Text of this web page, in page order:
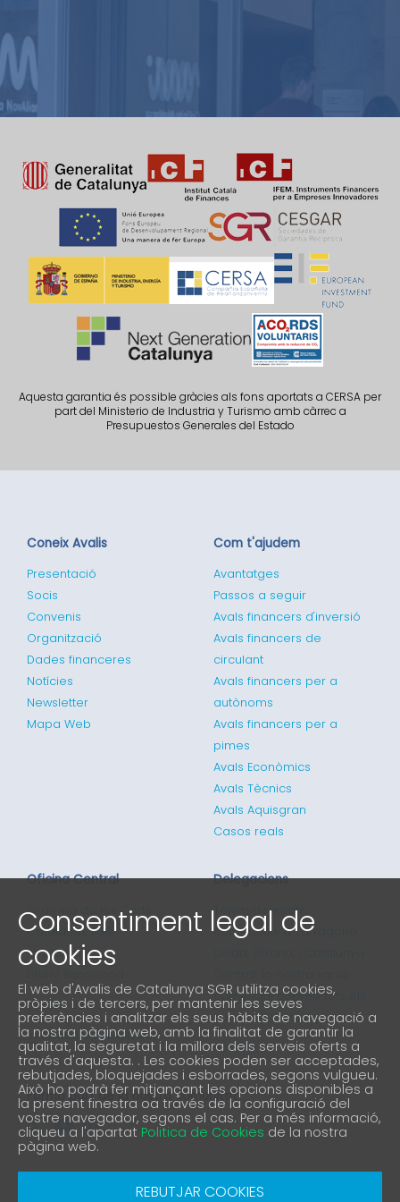
Aquesta garantia és possible gràcies als fons aportats a CERSA per
part del Ministerio de Industria y Turismo amb càrrec a
Presupuestos Generales del Estado
Coneix Avalis
Presentació
Socis
Convenis
Organització
Dades financeres
Notícies
Newsletter
Mapa Web
Com t'ajudem
Avantatges
Passos a seguir
Avals financers d'inversió
Avals financers de
circulant
Avals financers per a
autònoms
Avals financers per a
pimes
Avals Econòmics
Avals Tècnics
Avals Aquisgran
Casos reals
Oficina Central
Gran via de les Corts
Catalanes 635
4ª planta
93 298 02 60
informacio@avalis.cat
Delegacions
Tenim delegats
comercials a Tarragona,
comercial cobreix tots els
punts de Catalunya
901 900 214
Forma part de la nostra comunitat
Consentiment legal de
cookies
El web d'Avalis de Catalunya SGR utilitza cookies,
pròpies i de tercers, per mantenir les seves
preferències i analitzar els seus hàbits de navegació a
la nostra pàgina web, amb la finalitat de garantir la
qualitat, la seguretat i la millora dels serveis oferts a
través d'aquesta. . Les cookies poden ser acceptades,
rebutjades, bloquejades i esborrades, segons vulgueu.
Això ho podrà fer mitjançant les opcions disponibles a
la present finestra oa través de la configuració del
vostre navegador, segons el cas. Per a més informació,
cliqueu a l'apartat Politica de Cookies de la nostra
pàgina web.
REBUTJAR COOKIES